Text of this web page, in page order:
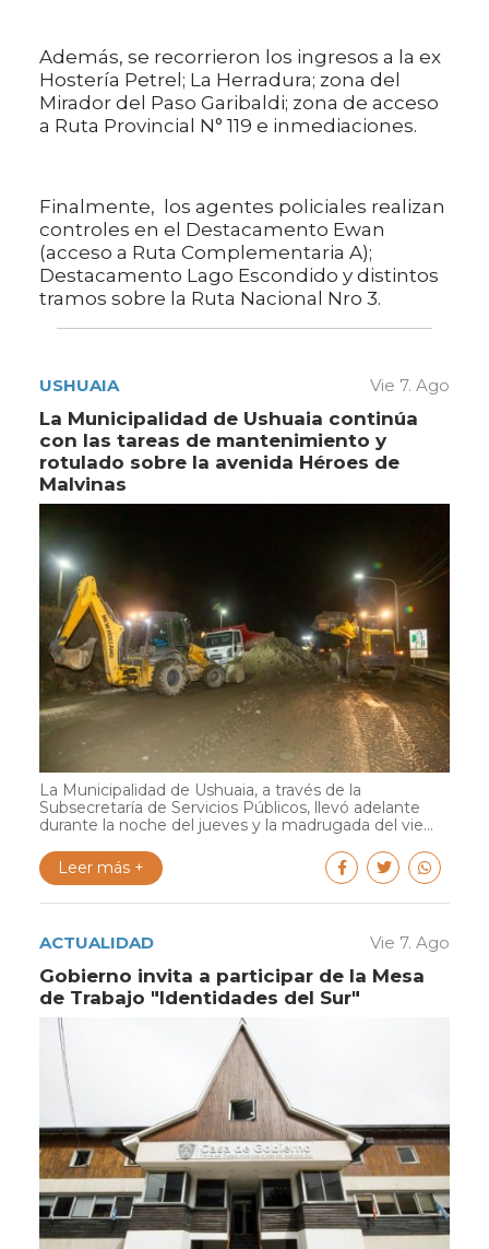
Además, se recorrieron los ingresos a la ex
Hostería Petrel; La Herradura; zona del
Mirador del Paso Garibaldi; zona de acceso
a Ruta Provincial N° 119 e inmediaciones.
Finalmente, los agentes policiales realizan
controles en el Destacamento Ewan
(acceso a Ruta Complementaria A);
Destacamento Lago Escondido y distintos
tramos sobre la Ruta Nacional Nro 3.
USHUAIA Vie 7. Ago
La Municipalidad de Ushuaia continúa
con las tareas de mantenimiento y
rotulado sobre la avenida Héroes de
Malvinas
La Municipalidad de Ushuaia, a través de la
Subsecretaría de Servicios Públicos, llevó adelante
durante la noche del jueves y la madrugada del vie...
Leer más +
ACTUALIDAD Vie 7. Ago
Gobierno invita a participar de la Mesa
de Trabajo "Identidades del Sur"